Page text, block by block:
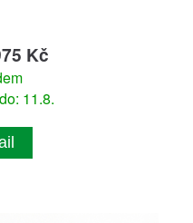
Kč
11.8.